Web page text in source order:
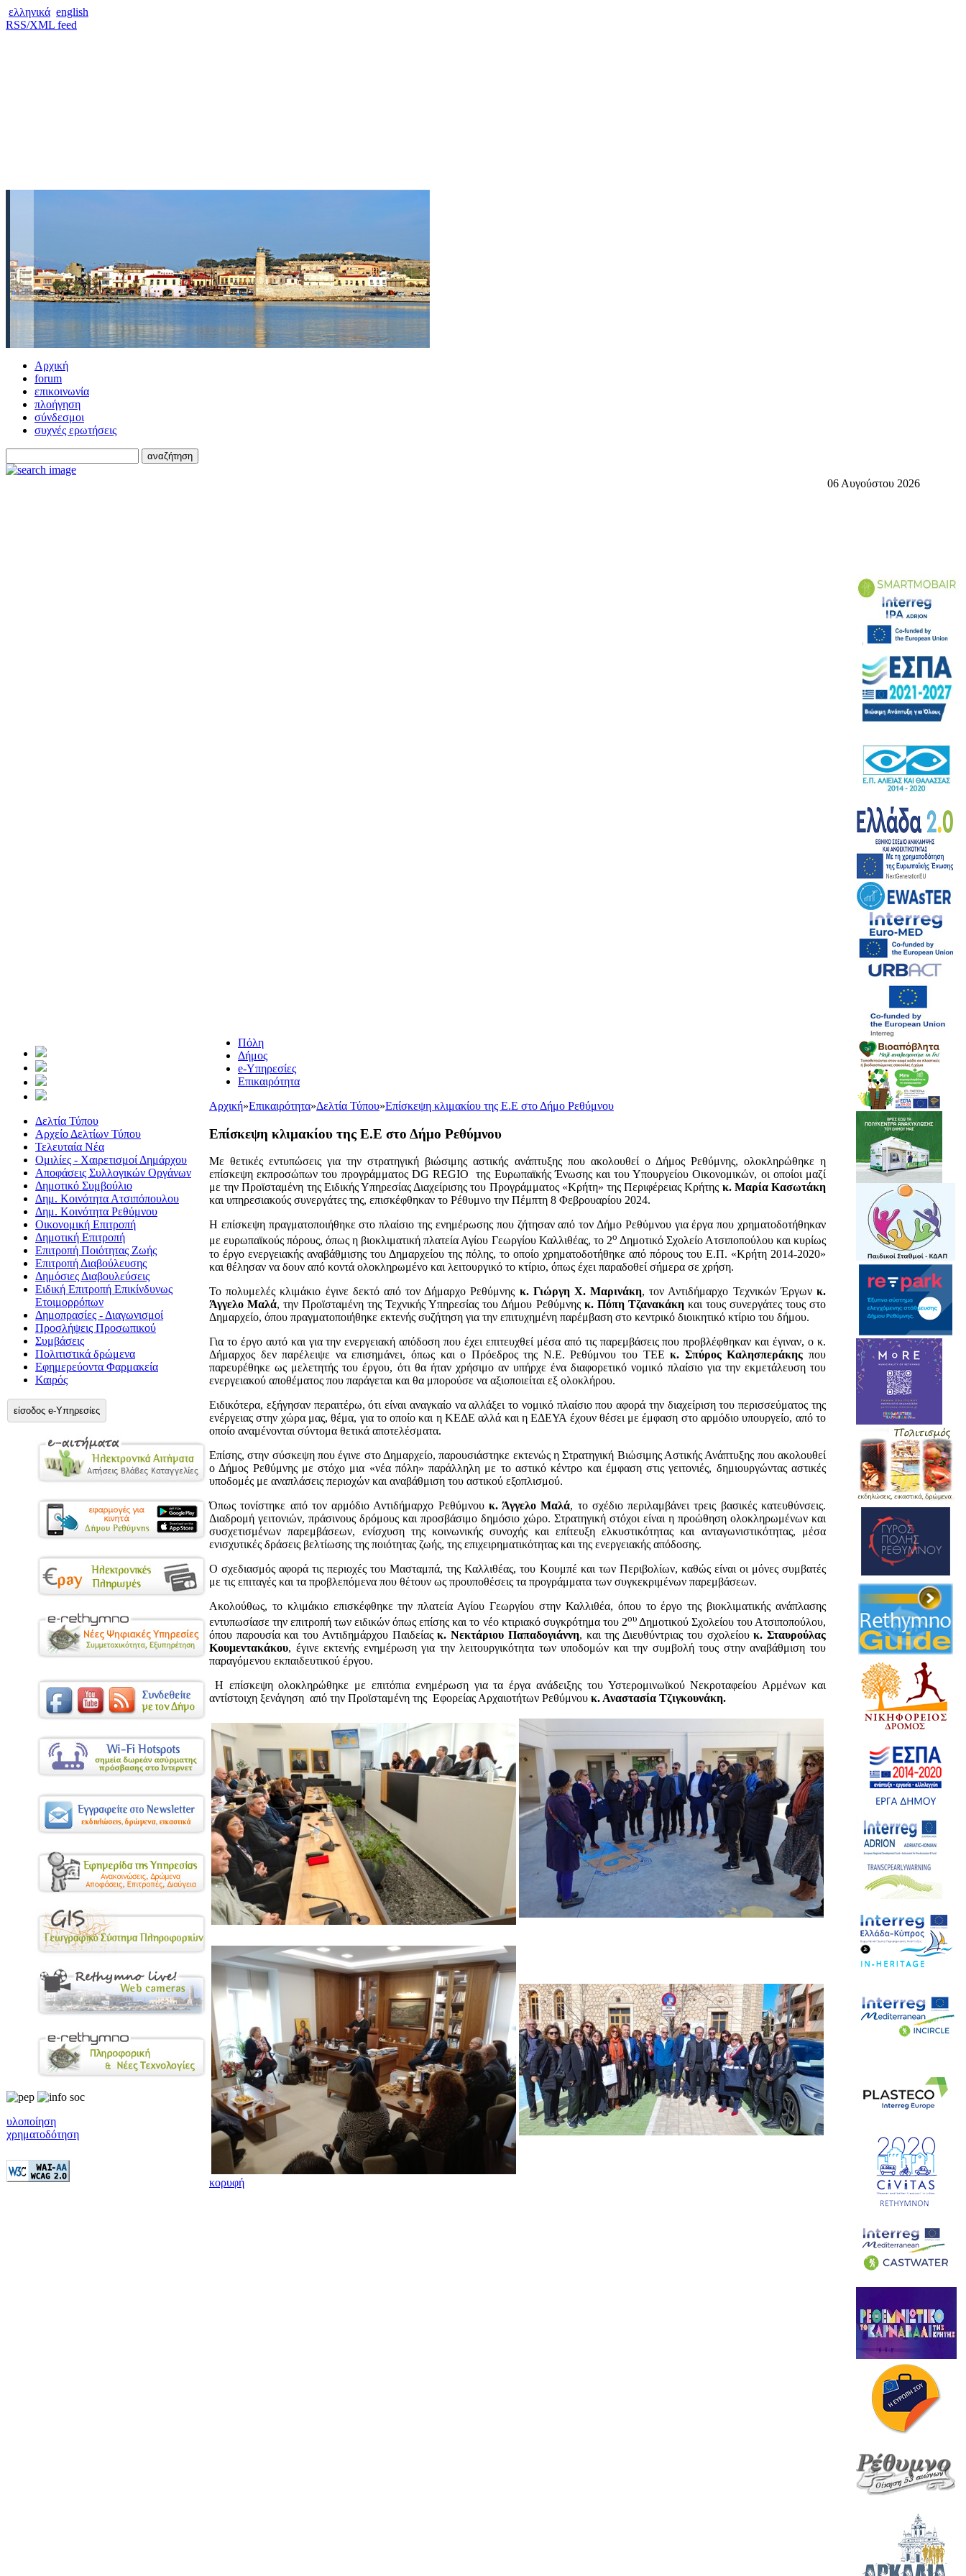
ελληνικά english
RSS/XML feed
Αρχική
forum
επικοινωνία
πλοήγηση
σύνδεσμοι
συχνές ερωτήσεις
Δελτία Τύπου
Αρχείο Δελτίων Τύπου
Τελευταία Νέα
Ομιλίες - Χαιρετισμοί Δημάρχου
Αποφάσεις Συλλογικών Οργάνων
Δημοτικό Συμβούλιο
Δημ. Κοινότητα Ατσιπόπουλου
Δημ. Κοινότητα Ρεθύμνου
Οικονομική Επιτροπή
Δημοτική Επιτροπή
Επιτροπή Ποιότητας Ζωής
Επιτροπή Διαβούλευσης
Δημόσιες Διαβουλεύσεις
Ειδική Επιτροπή Επικίνδυνως
Ετοιμορρόπων
Δημοπρασίες - Διαγωνισμοί
Προσλήψεις Προσωπικού
Συμβάσεις
Πολιτιστικά δρώμενα
Εφημερεύοντα Φαρμακεία
Καιρός
είσοδος e-Υπηρεσίες
υλοποίηση
χρηματοδότηση
Πόλη
Δήμος
e-Υπηρεσίες
Επικαιρότητα
Αρχική»Επικαιρότητα»Δελτία Τύπου»Επίσκεψη κλιμακίου της Ε.Ε στο Δήμο Ρεθύμνου
Επίσκεψη κλιμακίου της Ε.Ε στο Δήμο Ρεθύμνου
Με θετικές εντυπώσεις για την στρατηγική βιώσιμης αστικής ανάπτυξης που ακολουθεί ο Δήμος Ρεθύμνης, ολοκληρώθηκε η
επίσκεψη εκπροσώπων του προγράμματος DG REGIO της Ευρωπαϊκής Ένωσης και του Υπουργείου Οικονομικών, οι οποίοι μαζί
με την Προϊσταμένη της Ειδικής Υπηρεσίας Διαχείρισης του Προγράμματος «Κρήτη» της Περιφέρειας Κρήτης κ. Μαρία Κασωτάκη
και υπηρεσιακούς συνεργάτες της, επισκέφθηκαν το Ρέθυμνο την Πέμπτη 8 Φεβρουαρίου 2024.
Η επίσκεψη πραγματοποιήθηκε στο πλαίσιο της ενημέρωσης που ζήτησαν από τον Δήμο Ρεθύμνου για έργα που χρηματοδοτήθηκαν
με ευρωπαϊκούς πόρους, όπως η βιοκλιματική πλατεία Αγίου Γεωργίου Καλλιθέας, το 2ο Δημοτικό Σχολείο Ατσιποπούλου και κυρίως
το έργο ενεργειακής αναβάθμισης του Δημαρχείου της πόλης, το οποίο χρηματοδοτήθηκε από πόρους του Ε.Π. «Κρήτη 2014-2020»
και θέλησαν να δουν από κοντά ολοκληρωμένο και λειτουργικό το κτίριο, όπως έχει παραδοθεί σήμερα σε χρήση.
Το πολυμελές κλιμάκιο έγινε δεκτό από τον Δήμαρχο Ρεθύμνης κ. Γιώργη Χ. Μαρινάκη, τον Αντιδήμαρχο Τεχνικών Έργωνκ.
Άγγελο Μαλά, την Προϊσταμένη της Τεχνικής Υπηρεσίας του Δήμου Ρεθύμνης κ. Πόπη Τζανακάκη και τους συνεργάτες τους στο
Δημαρχείο, όπου πραγματοποιήθηκε εκτενής συζήτηση για την επιτυχημένη παρέμβαση στο κεντρικό διοικητικό κτίριο του δήμου.
Για το έργο αυτό και για την ενεργειακή απόδοση που έχει επιτευχθεί μέσα από τις παρεμβάσεις που προβλέφθηκαν και έγιναν, ο κ.
Δήμαρχος δεν παρέλειψε να επισημάνει, όπως και ο Πρόεδρος της Ν.Ε. Ρεθύμνου του ΤΕΕκ. Σπύρος Καλησπεράκης που
παρευρέθηκε ως μελετητής του έργου, ότι θα ήταν χρήσιμο αν υπήρχε ένα διαφορετικό νομικό πλαίσιο για την εκμετάλευση του
ενεργειακού αποθέματος που παράγεται και θα μπορούσε να αξιοποιείται εξ ολοκλήρου.
Ειδικότερα, εξήγησαν περαιτέρω, ότι είναι αναγκαίο να αλλάξει το νομικό πλαίσιο που αφορά την διαχείριση του περισσεύματος της
ενέργειας στην χώρα μας, θέμα, για το οποίο και η ΚΕΔΕ αλλά και η ΕΔΕΥΑ έχουν θέσει με έμφαση στο αρμόδιο υπουργείο, από το
οποίο αναμένονται σύντομα θετικά αποτελέσματα.
Επίσης, στην σύσκεψη που έγινε στο Δημαρχείο, παρουσιάστηκε εκτενώς η Στρατηγική Βιώσιμης Αστικής Ανάπτυξης που ακολουθεί
ο Δήμος Ρεθύμνης με στόχο μια «νέα πόλη» παράλληλη με το αστικό κέντρο και έμφαση στις γειτονιές, δημιουργώντας αστικές
υποδομές με αναπλάσεις περιοχών και αναβάθμιση του αστικού εξοπλισμού.
Όπως τονίστηκε από τον αρμόδιο Αντιδήμαρχο Ρεθύμνου κ. Άγγελο Μαλά, το σχέδιο περιλαμβάνει τρεις βασικές κατευθύνσεις.
Διαδρομή γειτονιών, πράσινους δρόμους και προσβάσιμο δημόσιο χώρο. Στρατηγική στόχοι είναι η προώθηση ολοκληρωμένων και
συσχετισμένων παρεμβάσεων, ενίσχυση της κοινωνικής συνοχής και επίτευξη ελκυστικότητας και ανταγωνιστικότητας, μέσα
ενισχυτικές δράσεις βελτίωσης της ποιότητας ζωής, της επιχειρηματικότητας και της ενεργειακής απόδοσης.
Ο σχεδιασμός αφορά τις περιοχές του Μασταμπά, της Καλλιθέας, του Κουμπέ και των Περιβολίων, καθώς είναι οι μόνες συμβατές
με τις επιταγές και τα προβλεπόμενα που θέτουν ως προυποθέσεις τα προγράμματα των συγκεκριμένων παρεμβάσεων.
Ακολούθως, το κλιμάκιο επισκέφθηκε την πλατεία Αγίου Γεωργίου στην Καλλιθέα, όπου το έργο της βιοκλιματικής ανάπλασης
εντυπωσίασε την επιτροπή των ειδικών όπως επίσης και το νέο κτιριακό συγκρότημα του 2ουΔημοτικού Σχολείου του Ατσιποπούλου,
όπου παρουσία και του Αντιδημάρχου Παιδείαςκ. Νεκτάριου Παπαδογιάννη, και της Διευθύντριας του σχολείουκ. Σταυρούλας
Κουμεντακάκου, έγινε εκτενής ενημέρωση για την λειτουργικότητα των υποδομών και την συμβολή τους στην αναβάθμιση του
παραγόμενου εκπαιδευτικού έργου.
Η επίσκεψη ολοκληρώθηκε με επιτόπια ενημέρωση για τα έργα ανάδειξης του Υστερομινωϊκού Νεκροταφείου Αρμένων και
αντίστοιχη ξενάγηση από την Προϊσταμένη της Εφορείας Αρχαιοτήτων Ρεθύμνου κ. Αναστασία Τζιγκουνάκη.
κορυφή
06 Αυγούστου 2026